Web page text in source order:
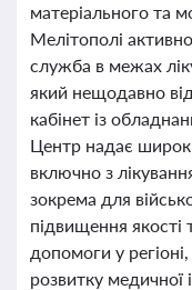
матеріального та
Мелітополі
служба в межах
який нещодавно
кабінет із
Центр надає
включно з
зокрема для
підвищення якості
допомоги у
розвитку медичної